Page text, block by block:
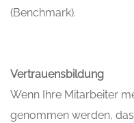
(Benchmark).
Vertrauensbildung
Wenn Ihre Mitarbeiter
genommen werden,